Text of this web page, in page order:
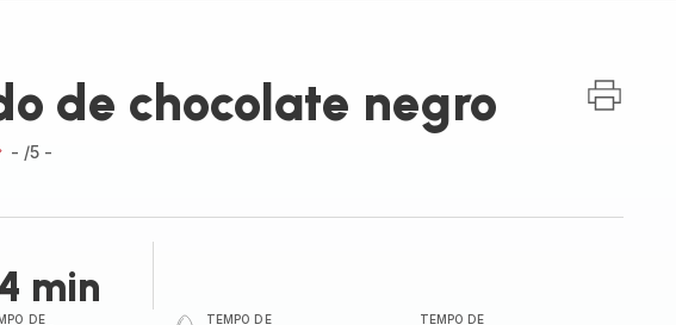
de chocolate negro
- /5 -
min
DE
TEMPO DE
TEMPO DE